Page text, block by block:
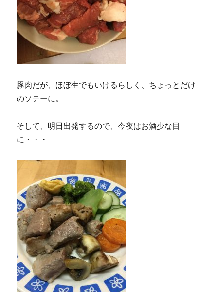
豚肉だが、ほぼ生でもいけるらしく、ちょっとだけ
のソテーに。
そして、明日出発するので、今夜はお酒少な目
に・・・